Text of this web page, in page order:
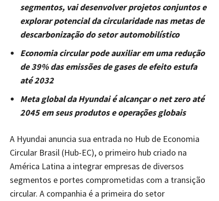
segmentos, vai desenvolver projetos conjuntos e
explorar potencial da circularidade nas metas de
descarbonização do setor automobilístico
Economia circular pode auxiliar em uma redução
de 39% das emissões de gases de efeito estufa
até 2032
Meta global da Hyundai é alcançar o net zero até
2045 em seus produtos e operações globais
A Hyundai anuncia sua entrada no Hub de Economia
Circular Brasil (Hub-EC), o primeiro hub criado na
América Latina a integrar empresas de diversos
segmentos e portes comprometidas com a transição
circular. A companhia é a primeira do setor